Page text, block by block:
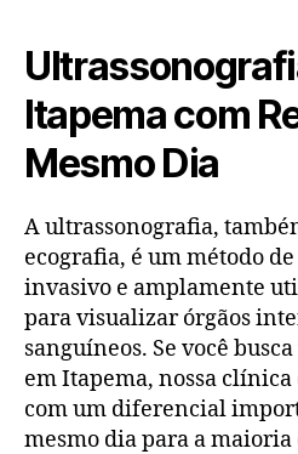
Itapema com
Mesmo Dia
A ultrassonografia,
ecografia, é um método
invasivo e amplamente
para visualizar órgãos
sanguíneos. Se você
em Itapema, nossa
com um diferencial
mesmo dia para a maioria